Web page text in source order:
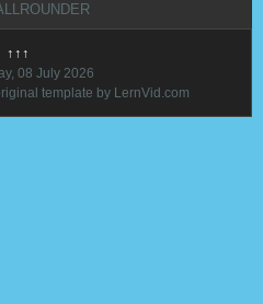
↑↑↑
08 July 2026
template by LernVid.com